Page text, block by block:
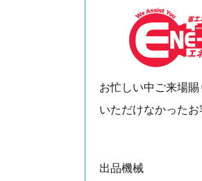
お忙しい中ご来場
いただけなかった
出品機械